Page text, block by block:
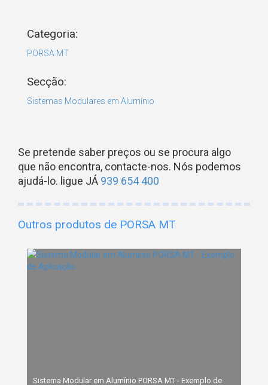
Categoria:
PORSA MT
Secção:
Sistemas Modulares em Alumínio
Se pretende saber preços ou se procura algo
que não encontra, contacte-nos. Nós podemos
ajudá-lo. ligue JÁ 939 654 400
Outros produtos de PORSA MT
Sistema Modular em Alumínio PORSA MT - Exemplo de